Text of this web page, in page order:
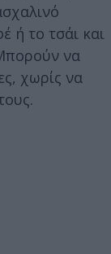
ή το τσάι και
να
χωρίς να